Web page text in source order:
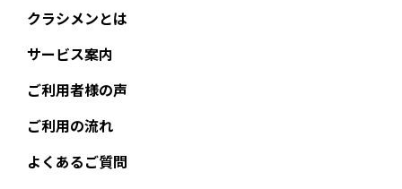
クラシメンとは
サービス案内
ご利用者様の声
ご利用の流れ
よくあるご質問